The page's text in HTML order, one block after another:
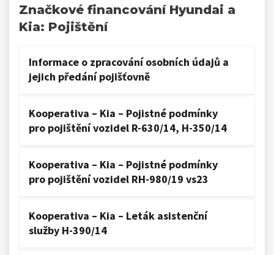
Značkové financování Hyundai a
Kia: Pojištění
Informace o zpracování osobních údajů a
jejich předání pojišťovně
Kooperativa – Kia – Pojistné podmínky
pro pojištění vozidel R-630/14, H-350/14
Kooperativa – Kia – Pojistné podmínky
pro pojištění vozidel RH-980/19 vs23
Kooperativa – Kia – Leták asistenční
služby H-390/14